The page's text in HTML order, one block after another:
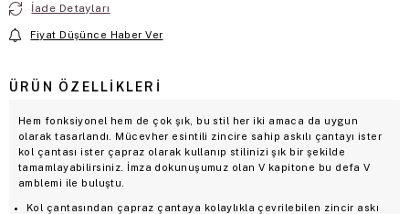
İade Detayları
Fiyat Düşünce Haber Ver
ÜRÜN ÖZELLIKLERI
Hem fonksiyonel hem de çok şık, bu stil her iki amaca da uygun
olarak tasarlandı. Mücevher esintili zincire sahip askılı çantayı ister
kol çantası ister çapraz olarak kullanıp stilinizi şık bir şekilde
tamamlayabilirsiniz. İmza dokunuşumuz olan V kapitone bu defa V
amblemi ile buluştu.
Kol çantasından çapraz çantaya kolaylıkla çevrilebilen zincir askı